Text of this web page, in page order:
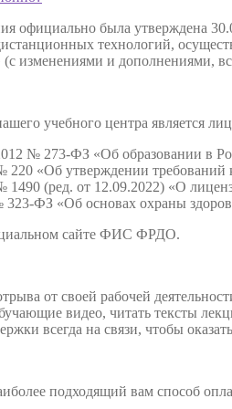
официально была утверждена
технологий,
изменениями и дополнениями,
учебного центра
№ 273-ФЗ «Об образовании в
«Об утверждении требований
(ред. от 12.09.2022) «О
323-ФЗ «Об основах охраны
сайте ФИС ФРДО.
от своей рабочей
видео, читать тексты
всегда на связи, чтобы
подходящий вам способ